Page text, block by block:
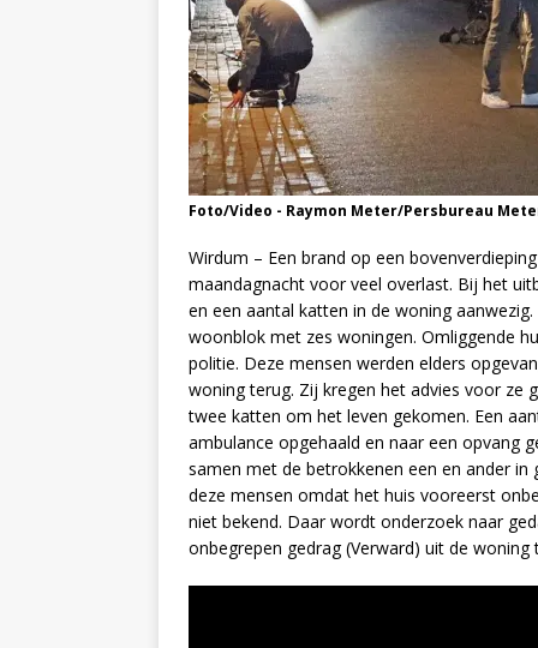
Foto/Video - Raymon Meter/Persbureau
Wirdum – Een brand op een
maandagnacht voor veel overlast. Bij het
en een aantal katten in de woning
woonblok met zes woningen. Omliggende
politie. Deze mensen werden elders
woning terug. Zij kregen het advies voor ze
twee katten om het leven gekomen. Een
ambulance opgehaald en naar een opvang
samen met de betrokkenen een en ander
deze mensen omdat het huis vooreerst
niet bekend. Daar wordt onderzoek naar
onbegrepen gedrag (Verward) uit de woning